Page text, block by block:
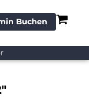
Buchen